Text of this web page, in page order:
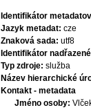
Identifikátor
Jazyk metadat: cze
Znaková sada: utf8
Identifikátor
Typ zdroje: služba
Název hierarchické
Kontakt - metadata
Jméno osoby: